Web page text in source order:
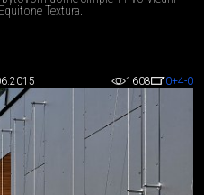
Textura.
1608 0+4-0